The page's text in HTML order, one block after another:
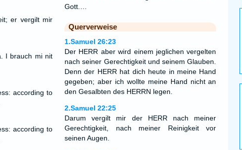
er vergilt mir
I brauch mi nit
according to
according to
Gott.…
Querverweise
1.Samuel 26:23
Der HERR aber wird einem jeglichen vergelten
nach seiner Gerechtigkeit und seinem Glauben.
Denn der HERR hat dich heute in meine Hand
gegeben; aber ich wollte meine Hand nicht an
den Gesalbten des HERRN legen.
2.Samuel 22:25
Darum vergilt mir der HERR nach meiner
Gerechtigkeit, nach meiner Reinigkeit vor
seinen Augen.